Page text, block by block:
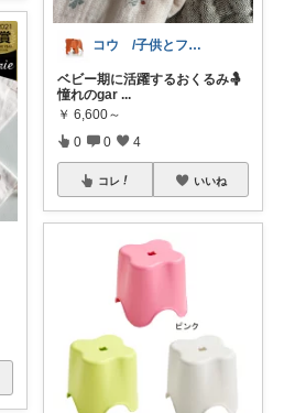
コウ /子供とファッション・インテリア
ベビー期に活躍するおくるみ🤱
憧れのgar ...
￥ 6,600～
0 0 4
コレ いいね